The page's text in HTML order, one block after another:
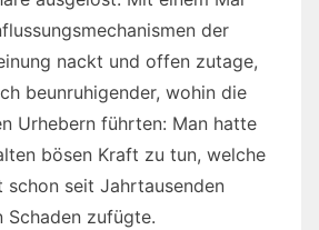
der
nackt und offen zutage,
beunruhigender, wohin die
Urhebern führten: Man hatte
bösen Kraft zu tun, welche
schon seit Jahrtausenden
Schaden zufügte.